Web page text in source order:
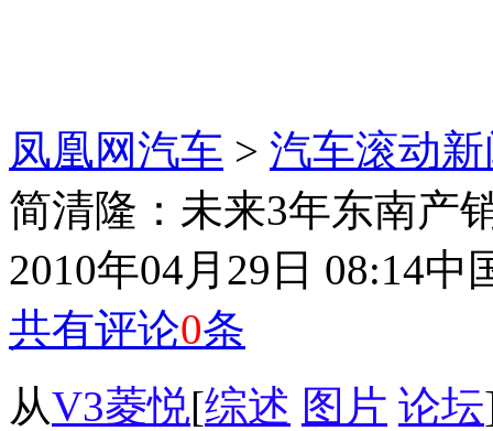
凤凰网汽车 > 汽车滚动
简清隆：未来3年东南产
2010年04月29日 08:14中
共有评论0条
从V3菱悦[综述 图片 论坛